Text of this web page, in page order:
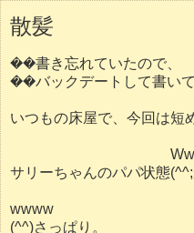
散髪
��書き忘れていたので、
��バックデートして書い
いつもの床屋で、今回は短
サリーちゃんのパパ状態
wwww
(^^)さっぱり。